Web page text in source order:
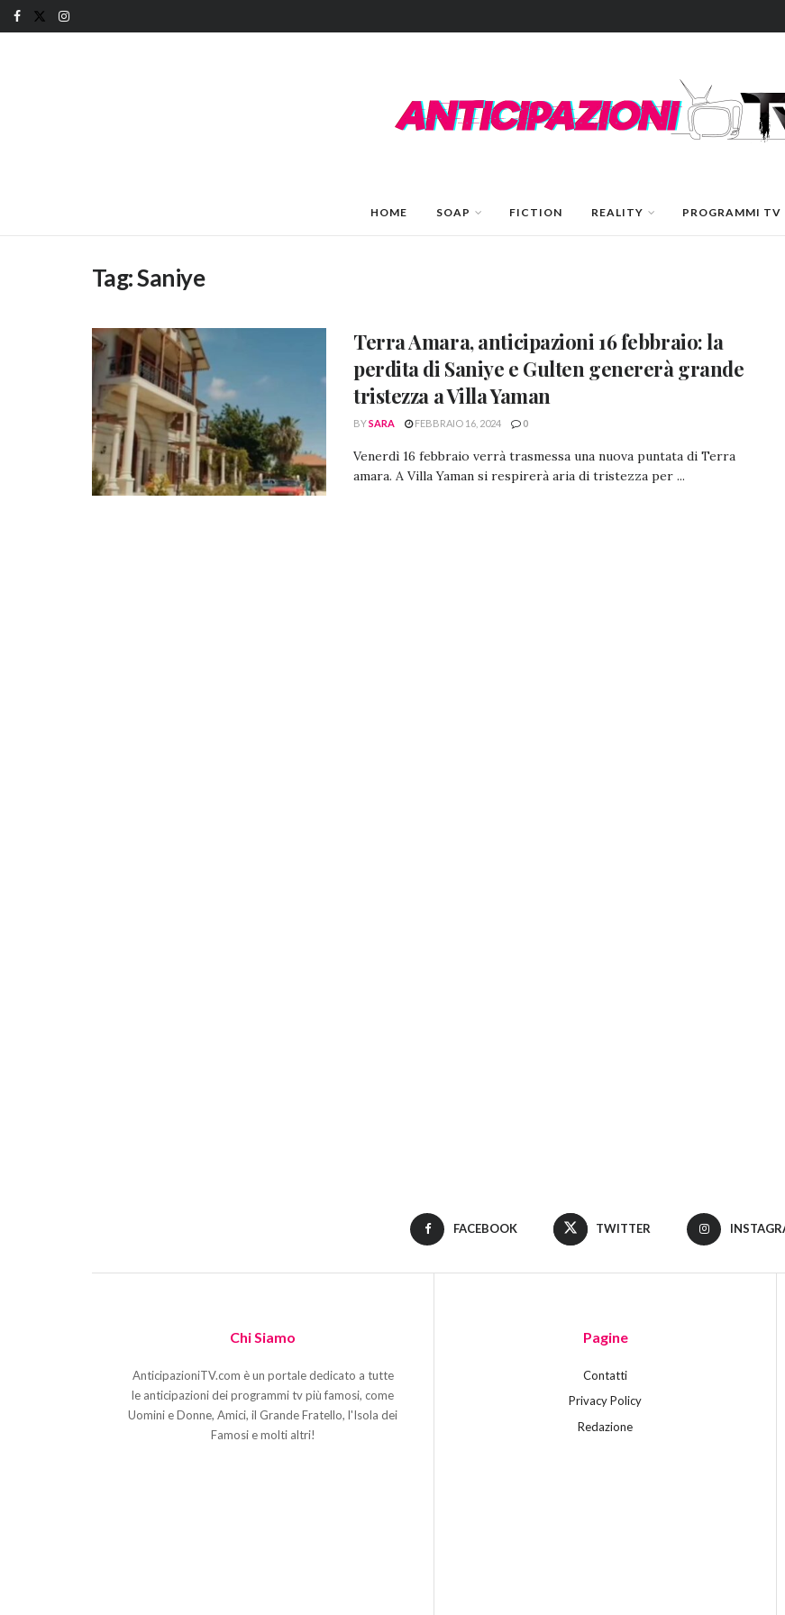
HOME SOAP FICTION REALITY PROGRAMMI TV
Tag:Saniye
Terra Amara, anticipazioni 16 febbraio: la
perdita di Saniye e Gulten genererà grande
tristezza a Villa Yaman
BYSARA FEBBRAIO 16, 2024 0
Venerdì 16 febbraio verrà trasmessa una nuova puntata di Terra
amara. A Villa Yaman si respirerà aria di tristezza per ...
FACEBOOK TWITTER
Chi Siamo
AnticipazioniTV.com è un portale dedicato a tutte
le anticipazioni dei programmi tv più famosi, come
Uomini e Donne, Amici, il Grande Fratello, l'Isola dei
Famosi e molti altri!
Pagine
Contatti
Privacy Policy
Redazione